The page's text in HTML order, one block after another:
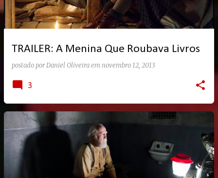
TRAILER: A Menina Que Roubava Livros
postado porDaniel Oliveiraem novembro 12, 2013
3